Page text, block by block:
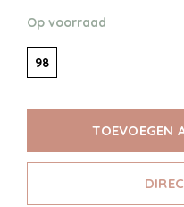
Op voorraad
98
TOEVOEGEN